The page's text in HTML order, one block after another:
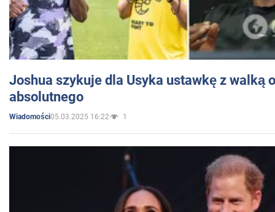
Joshua szykuje dla Usyka ustawkę z walką
absolutnego
Wiadomości05.03.2025 16:22 1